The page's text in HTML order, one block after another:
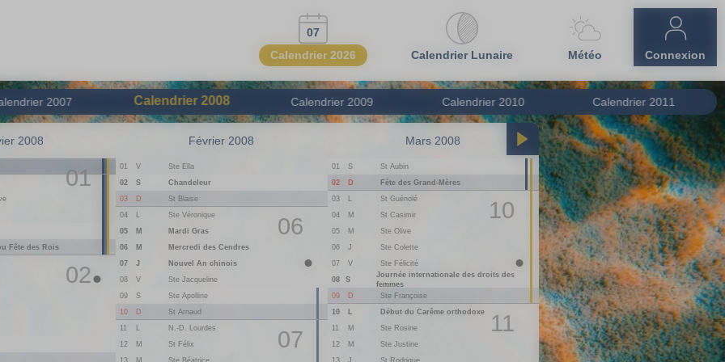
07
Calendrier 2026
Calendrier Lunaire Météo Connexion
2007 Calendrier2008 Calendrier 2009 Calendrier 2010 Calendrier 2011
2008
01
Fête des Rois
02
Février 2008
01 V
Ste Ella
02
S
Chandeleur
03
D St Blaise
04 L Ste Véronique 06
05 M
Mardi Gras
06
M
Mercredi des Cendres
07
J
Nouvel An chinois
08
V
Ste Jacqueline
09
S
Ste Apolline
10
D St Arnaud
11 L N.-D. Lourdes 07
12 M
St Félix
13
M
Ste Béatrice
Mars 2008
01 S
St Aubin
02
D Fête des Grand-Mères
03 L St Guénolé 10
04 M
St Casimir
05
M
Ste Olive
06
J
Ste Colette
07
V
Ste Félicité
08
S
Journée internationale des droits des
femmes
09
D Ste Françoise
10 L Début du Carême orthodoxe 11
11 M
Ste Rosine
12
M
Ste Justine
13
J
St Rodrigue
Avril 2008
01 M Le 1er Avril
02 M
Ste Sandrine
03
J
St Richard
04
V
St Isidore
05
S
Ste Irène
D St Marcellin
07 L St J-B. de la Salle
08 M
Ste Julie
09
M
St Gautier
10
J
St Fulbert
11
V
St Stanislas
12
S
St Jules
13
D Ste Ida